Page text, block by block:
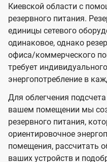
Киевской области с
резервного питания.
единицы сетевого
одинаковое, однако
офиса/коммерческого
требует
энергопотребление в
Для облегчения
вашем помещении мы
резервного питания,
ориентировочное
помещения, рассчитать
ваших устройств и